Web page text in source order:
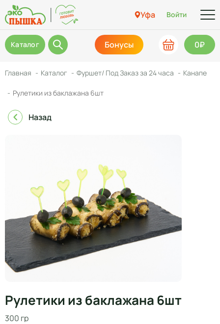
Уфа Войти
Каталог Бонусы 0₽
Главная Каталог Фуршет/ Под Заказ за 24 часа Канапе
Рулетики из баклажана 6шт
Назад
Рулетики из баклажана 6шт
300 гр